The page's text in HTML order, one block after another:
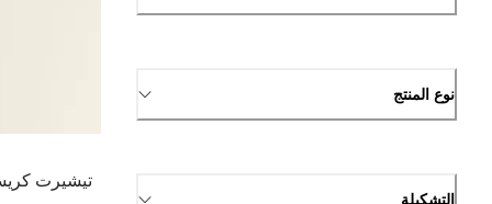
نوع المنتج
التشكيلة
تيشيرت